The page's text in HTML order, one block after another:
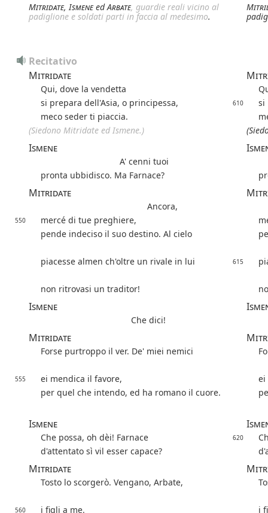
Mitridate,IsmeneedArbate, guardie reali vicino al
padiglione e soldati parti in faccia al medesimo.
Recitativo
Mitridate
Qui, dove la vendetta
si prepara dell'Asia, o principessa,
610
si
meco seder ti piaccia.
(Siedono Mitridate ed Ismene.)
Ismene
A' cenni tuoi
pronta ubbidisco. Ma Farnace?
Mitridate
Ancora,
550 mercé di tue preghiere,
pende indeciso il suo destino. Al cielo
piacesse almen ch'oltre un rivale in lui 615
non ritrovasi un traditor!
Ismene
Che dici!
Mitridate
Forse purtroppo il ver. De' miei nemici
555 ei mendica il favore,
ei
per quel che intendo, ed ha romano il cuore.
Ismene
Che possa, oh dèi! Farnace 620
d'attentato sì vil esser capace?
Mitridate
Tosto lo scorgerò. Vengano, Arbate,
560 i figli a me. i